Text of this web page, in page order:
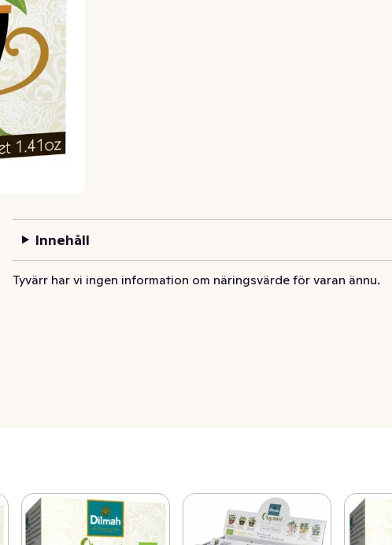
Innehåll
Tyvärr har vi ingen information om näringsvärde för varan ännu.